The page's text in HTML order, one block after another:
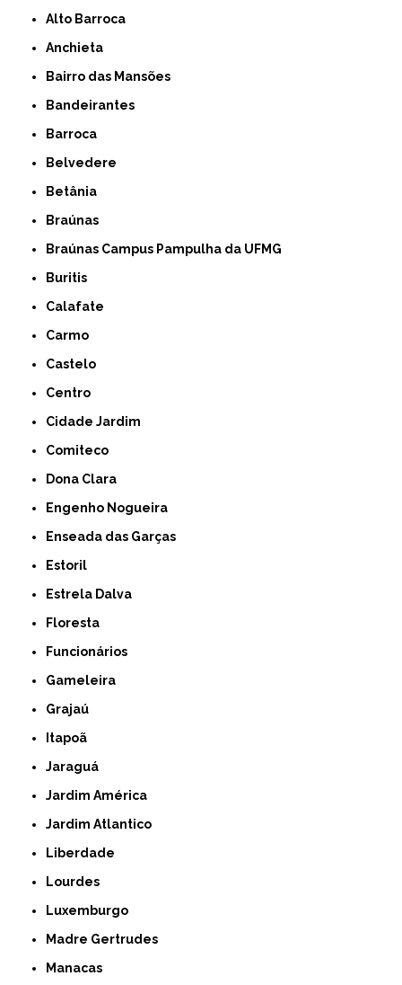
Alto Barroca
Anchieta
Bairro das Mansões
Bandeirantes
Barroca
Belvedere
Betânia
Braúnas
Braúnas Campus Pampulha da UFMG
Buritis
Calafate
Carmo
Castelo
Centro
Cidade Jardim
Comiteco
Dona Clara
Engenho Nogueira
Enseada das Garças
Estoril
Estrela Dalva
Floresta
Funcionários
Gameleira
Grajaú
Itapoã
Jaraguá
Jardim América
Jardim Atlantico
Liberdade
Lourdes
Luxemburgo
Madre Gertrudes
Manacas